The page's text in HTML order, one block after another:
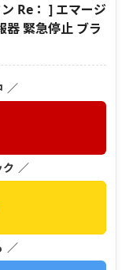
Re： ] エマージ
器 緊急停止 ブラ
／
ク ／
／